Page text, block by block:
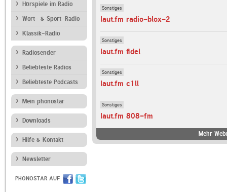
Hörspiele im Radio
Wort- & Sport-Radio
Klassik-Radio
Radiosender
Beliebteste Radios
Beliebteste Podcasts
Mein phonostar
Downloads
Hilfe & Kontakt
Newsletter
PHONOSTAR AUF
Sonstiges
laut.fm radio-blox-2
Sonstiges
laut.fm fidel
Sonstiges
laut.fm c1ll
Sonstiges
laut.fm 808-fm
Mehr